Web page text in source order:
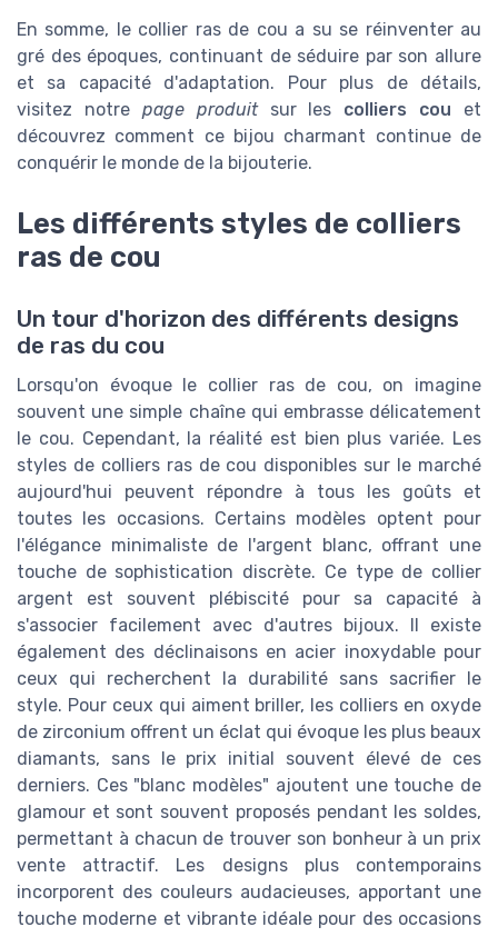
En somme, le collier ras de cou a su se réinventer au
gré des époques, continuant de séduire par son allure
et sa capacité d'adaptation. Pour plus de détails,
visitez notre page produitsur les colliers cou et
découvrez comment ce bijou charmant continue de
conquérir le monde de la bijouterie.
Les différents styles de colliers
ras de cou
Un tour d'horizon des différents designs
de ras du cou
Lorsqu'on évoque le collier ras de cou, on imagine
souvent une simple chaîne qui embrasse délicatement
le cou. Cependant, la réalité est bien plus variée. Les
styles de colliers ras de cou disponibles sur le marché
aujourd'hui peuvent répondre à tous les goûts et
toutes les occasions. Certains modèles optent pour
l'élégance minimaliste de l'argent blanc, offrant une
touche de sophistication discrète. Ce type de collier
argent est souvent plébiscité pour sa capacité à
s'associer facilement avec d'autres bijoux. Il existe
également des déclinaisons en acier inoxydable pour
ceux qui recherchent la durabilité sans sacrifier le
style. Pour ceux qui aiment briller, les colliers en oxyde
de zirconium offrent un éclat qui évoque les plus beaux
diamants, sans le prix initial souvent élevé de ces
derniers. Ces "blanc modèles" ajoutent une touche de
glamour et sont souvent proposés pendant les soldes,
permettant à chacun de trouver son bonheur à un prix
vente attractif. Les designs plus contemporains
incorporent des couleurs audacieuses, apportant une
touche moderne et vibrante idéale pour des occasions